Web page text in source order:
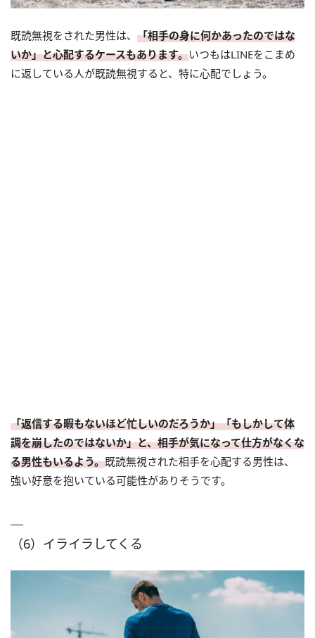
既読無視をされた男性は、 「相手の身に何かあったのではな
いか」と心配するケースもあります。いつもはLINEをこまめ
に返している人が既読無視すると、特に心配でしょう。
「返信する暇もないほど忙しいのだろうか」「もしかして体
調を崩したのではないか」と、相手が気になって仕方がなくな
る男性もいるよう。既読無視された相手を心配する男性は、
強い好意を抱いている可能性がありそうです。
（6）イライラしてくる